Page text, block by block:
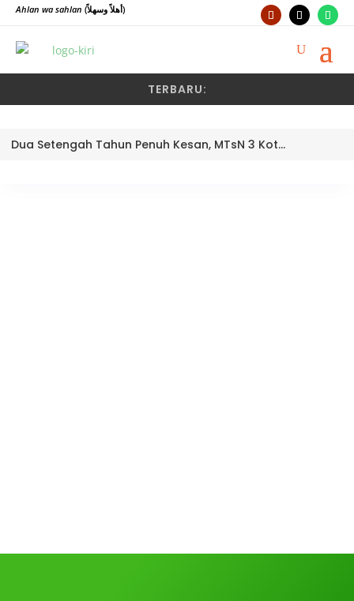
Ahlan wa sahlan (أهلاً وسهلاً)
TERBARU:
Dua Setengah Tahun Penuh Kesan, MTsN 3 Kota Padang Lepas Pengawas Pembina Dra. Nayusminar Nasrun